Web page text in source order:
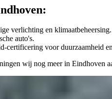
verlichting en klimaatbeheersing.
auto's.
voor duurzaamheid
wij nog meer in Eindhoven